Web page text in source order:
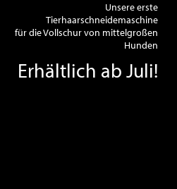
Unsere erste
Tierhaarschneidemaschine
für die Vollschur von mittelgroßen
Hunden
Erhältlich ab Juli!